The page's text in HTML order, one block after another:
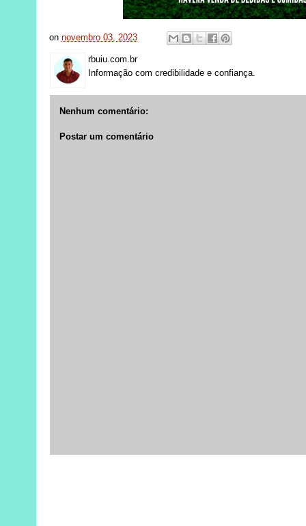
onnovembro 03, 2023
rbuiu.com.br
Informação com credibilidade e confiança.
Nenhum comentário:
Postar um comentário